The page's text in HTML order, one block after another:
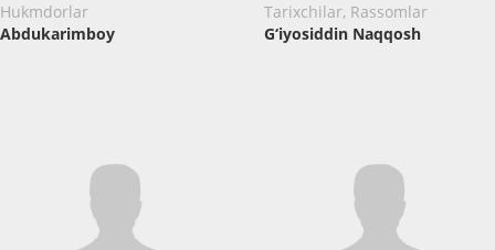
Hukmdorlar
Abdukarimboy
Tarixchilar, Rassomlar
G‘iyosiddin Naqqosh